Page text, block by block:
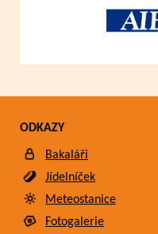
ODKAZY
Bakaláři
Jídelníček
Meteostanice
Fotogalerie